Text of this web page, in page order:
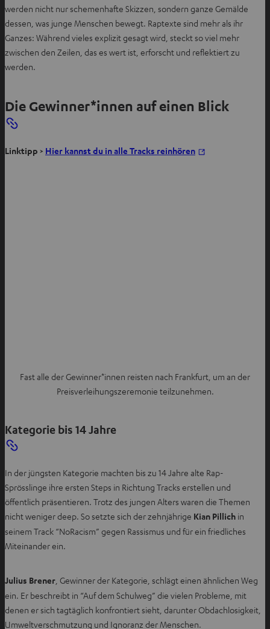
werden nicht nur schemenhafte Skizzen, sondern ganze Gemälde
dessen, was junge Menschen bewegt. Raptexte sind mehr als ihr
Ganzes: Während vieles explizit gesagt wird, steckt so viel mehr
zwischen den Zeilen, das es wert ist, erforscht und reflektiert zu
werden.
Die Gewinner*innen auf einen Blick
Linktipp > Hier kannst du in alle Tracks reinhören
I
Fast alle der Gewinner*innen reisten nach Frankfurt, um an der
Preisverleihungszeremonie teilzunehmen.
Kategorie bis 14 Jahre
In der jüngsten Kategorie machten bis zu 14 Jahre alte Rap-
Sprösslinge ihre ersten Steps in Richtung Tracks erstellen und
öffentlich präsentieren. Trotz des jungen Alters waren die Themen
nicht weniger deep. So setzte sich der zehnjährige Kian Pillich in
seinem Track “NoRacism” gegen Rassismus und für ein friedliches
Miteinander ein.
Julius Brener , Gewinner der Kategorie, schlägt einen ähnlichen Weg
ein. Er beschreibt in “Auf dem Schulweg” die vielen Probleme, mit
denen er sich tagtäglich konfrontiert sieht, darunter Obdachlosigkeit,
Umweltverschmutzung und Ignoranz der Menschen.